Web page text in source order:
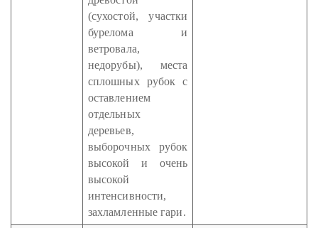
(сухостой, участки
бурелома и
ветровала,
недорубы), места
сплошных рубок с
оставлением
отдельных
деревьев,
выборочных рубок
высокой и очень
высокой
интенсивности,
захламленные гари.